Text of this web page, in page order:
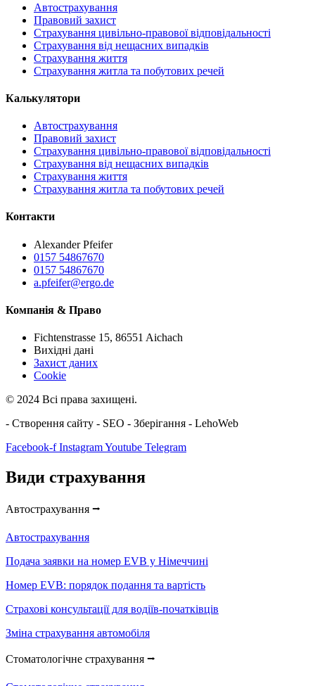
Автострахування
Правовий захист
Страхування цивільно-правової відповідальності
Страхування від нещасних випадків
Страхування життя
Страхування житла та побутових речей
Калькулятори
Автострахування
Правовий захист
Страхування цивільно-правової відповідальності
Страхування від нещасних випадків
Страхування життя
Страхування житла та побутових речей
Контакти
Alexander Pfeifer
0157 54867670
0157 54867670
a.pfeifer@ergo.de
Компанія & Право
Fichtenstrasse 15, 86551 Aichach
Вихідні дані
Захист даних
Cookie
© 2024 Всі права захищені.
- Створення сайту - SEO - Зберігання - LehoWeb
Facebook-f InstagramYoutube Telegram
Види страхування
Автострахування ⭢
Автострахування
Подача заявки на номер EVB у Німеччині
Номер EVB: порядок подання та вартість
Страхові консультації для водіїв-початківців
Зміна страхування автомобіля
Стоматологічне страхування ⭢